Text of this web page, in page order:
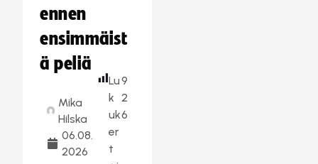
ennen
ensimmäist
ä peliä
Mika
Hilska
06.08.
2026
Lu
k
uk
er
t
9
2
6